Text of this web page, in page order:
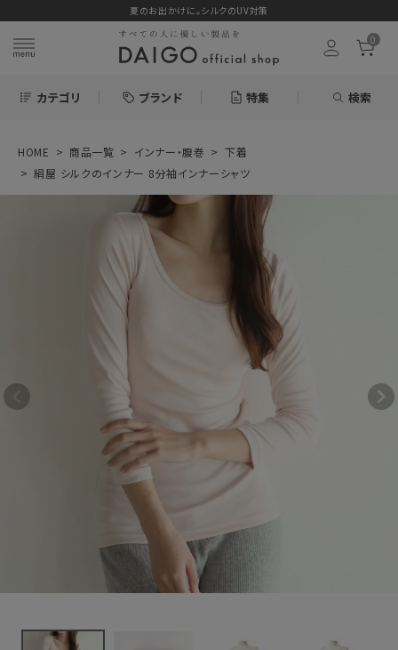
夏のお出かけに。シルクのUV対策
0
カテゴリ ブランド 特集 検索
search
絹屋 シルクのイン
ナー 8分袖インナ
ーシャツ
6,600円
新着＆再入荷商品
HOME 商品一覧 インナー・腹巻
下着
絹屋 シルクのインナー 8分袖インナーシャツ